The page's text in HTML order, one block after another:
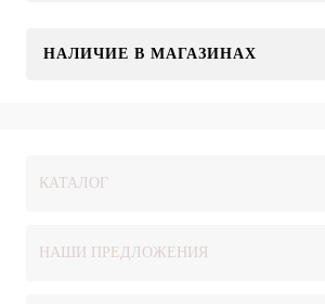
НАЛИЧИЕ В МАГАЗИНАХ
КАТАЛОГ
НАШИ ПРЕДЛОЖЕНИЯ